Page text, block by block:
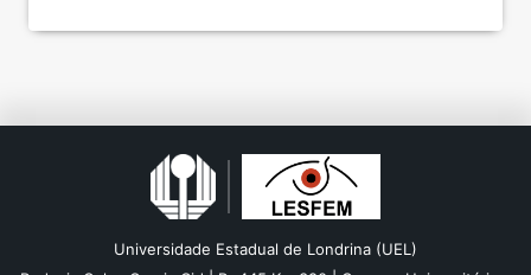
levantamento identificou 5.582 feminicídios consumados
Universidade Estadual de Londrina (UEL)